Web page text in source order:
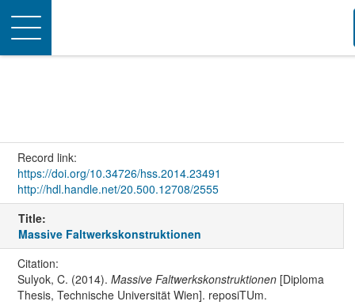
Toggle
navigation
Record link:
https://doi.org/10.34726/hss.2014.23491
http://hdl.handle.net/20.500.12708/2555
Title:
Massive Faltwerkskonstruktionen
Citation:
Sulyok, C. (2014). Massive Faltwerkskonstruktionen[Diploma
Thesis, Technische Universität Wien]. reposiTUm.